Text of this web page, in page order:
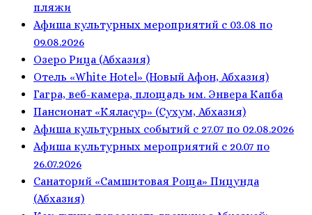
пляжи
Афиша культурных мероприятий с 03.08 по
09.08.2026
Озеро Рица (Абхазия)
Отель «White Hotel» (Новый Афон, Абхазия)
Гагра, веб-камера, площадь им. Энвера Капба
Пансионат «Кяласур» (Сухум, Абхазия)
Афиша культурных событий с 27.07 по 02.08.2026
Афиша культурных мероприятий с 20.07 по
26.07.2026
Санаторий «Самшитовая Роща» Пицунда
(Абхазия)